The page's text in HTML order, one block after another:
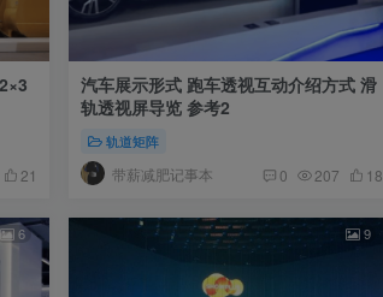
21
汽车展示形式 跑车透视互动介绍方式 滑
轨透视屏导览 参考2
轨道矩阵
带薪减肥记事本 0 207 18
6 9